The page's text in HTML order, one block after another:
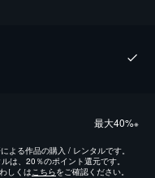
最⼤40%※
よる作品の購入 / レンタルです。
は、20％のポイント還元です。
しくは こちらをご確認ください。